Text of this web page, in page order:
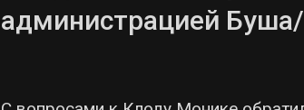
администрацией